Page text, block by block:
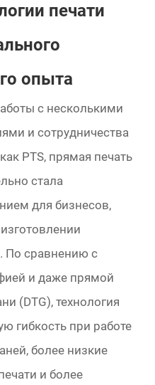
печати
опыта
с несколькими
и сотрудничества
PTS, прямая печать
стала
для бизнесов,
По сравнению с
и даже прямой
(DTG), технология
гибкость при работе
более низкие
и более